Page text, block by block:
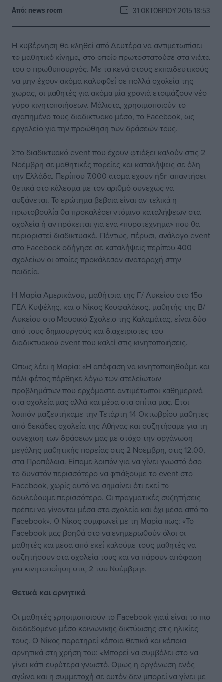
Από: news room 31 ΟΚΤΩΒΡΊΟΥ 2015 18:53
Η κυβέρνηση θα κληθεί από Δευτέρα να αντιμετωπίσει
το μαθητικό κίνημα, στο οποίο πρωτοστατούσε στα νιάτα
του ο πρωθυπουργός. Με τα κενά στους εκπαιδευτικούς
να μην έχουν ακόμα καλυφθεί σε πολλά σχολεία της
χώρας, οι μαθητές για ακόμα μία χρονιά ετοιμάζουν νέο
γύρο κινητοποιήσεων. Μάλιστα, χρησιμοποιούν το
αγαπημένο τους διαδικτυακό μέσο, το Facebook, ως
εργαλείο για την προώθηση των δράσεών τους.
Στο διαδικτυακό event που έχουν φτιάξει καλούν στις 2
Νοέμβρη σε μαθητικές πορείες και καταλήψεις σε όλη
την Ελλάδα. Περίπου 7.000 άτομα έχουν ήδη απαντήσει
θετικά στο κάλεσμα με τον αριθμό συνεχώς να
αυξάνεται. Το ερώτημα βέβαια είναι αν τελικά η
πρωτοβουλία θα προκαλέσει ντόμινο καταλήψεων στα
σχολεία ή αν πρόκειται για ένα «πυροτέχνημα» που θα
περιοριστεί διαδικτυακά. Πάντως, πέρυσι, ανάλογο event
στο Facebook οδήγησε σε καταλήψεις περίπου 400
σχολείων οι οποίες προκάλεσαν αναταραχή στην
παιδεία.
Η Μαρία Αμερικάνου, μαθήτρια της Γ/ Λυκείου στο 15ο
ΓΕΛ Κυψέλης, και ο Νίκος Κουφαλάκος, μαθητής της Β/
Λυκείου στο Μουσικό Σχολείο της Καλαμάτας, είναι δύο
από τους δημιουργούς και διαχειριστές του
διαδικτυακού event που καλεί στις κινητοποιήσεις.
Οπως λέει η Μαρία: «Η απόφαση να κινητοποιηθούμε και
πάλι φέτος πάρθηκε λόγω των ατελείωτων
προβλημάτων που ερχόμαστε αντιμέτωποι καθημερινά
στα σχολεία μας αλλά και μέσα στα σπίτια μας. Ετσι
λοιπόν μαζευτήκαμε την Τετάρτη 14 Οκτωβρίου μαθητές
από δεκάδες σχολεία της Αθήνας και συζητήσαμε για τη
συνέχιση των δράσεών μας με στόχο την οργάνωση
μεγάλης μαθητικής πορείας στις 2 Νοέμβρη, στις 12.00,
στα Προπύλαια. Είπαμε λοιπόν για να γίνει γνωστό όσο
το δυνατόν περισσότερο να φτιάξουμε το event στο
Facebook, χωρίς αυτό να σημαίνει ότι εκεί το
δουλεύουμε περισσότερο. Οι πραγματικές συζητήσεις
πρέπει να γίνονται μέσα στα σχολεία και όχι μέσα από το
Facebook». Ο Νίκος συμφωνεί με τη Μαρία πως: «Το
Facebook μας βοηθά στο να ενημερωθούν όλοι οι
μαθητές και μέσα από εκεί καλούμε τους μαθητές να
συζητήσουν στα σχολεία τους και να πάρουν απόφαση
για κινητοποίηση στις 2 του Νοέμβρη».
Θετικά και αρνητικά
Οι μαθητές χρησιμοποιούν το Facebook γιατί είναι το πιο
διαδεδομένο μέσο κοινωνικής δικτύωσης στις ηλικίες
τους. Ο Νίκος παρατηρεί κάποια θετικά και κάποια
αρνητικά στη χρήση του: «Μπορεί να συμβάλει στο να
γίνει κάτι ευρύτερα γνωστό. Ομως η οργάνωση ενός
αγώνα και η συμμετοχή σε αυτόν δεν μπορεί να γίνει με